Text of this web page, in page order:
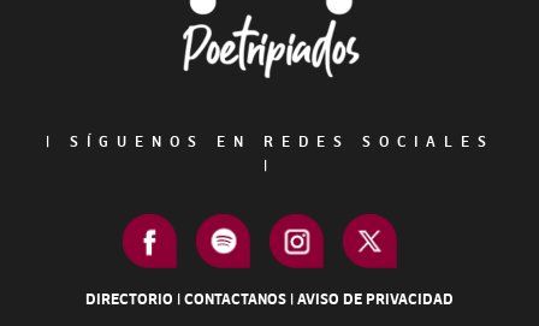
|
SÍGUENOS EN REDES SOCIALES
|
DIRECTORIO |CONTACTANOS |AVISO DE PRIVACIDAD